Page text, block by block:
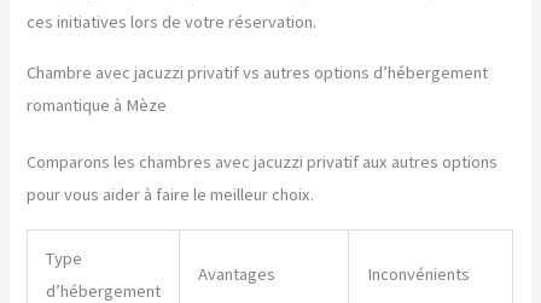
ces initiatives lors de votre réservation.
Chambre avec jacuzzi privatif vs autres options d’hébergement
romantique à Mèze
Comparons les chambres avec jacuzzi privatif aux autres options
pour vous aider à faire le meilleur choix.
Type
d’hébergement
Avantages Inconvénients